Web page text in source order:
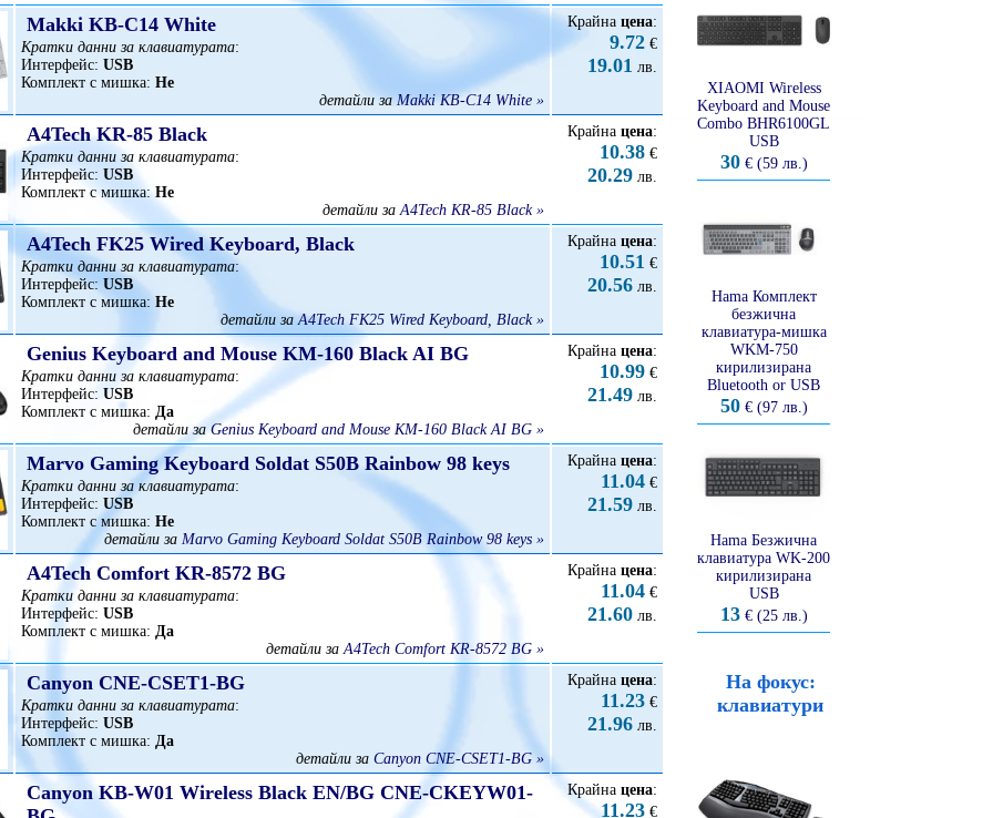
Makki KB-C14 White
Кратки данни за клавиатурата:
Интерфейс: USB
Комплект с мишка: Не
детайли заMakki KB-C14 White »
Крайна цена:
9.72 €
19.01 лв.
A4Tech KR-85 Black
Кратки данни за клавиатурата:
Интерфейс: USB
Комплект с мишка:Не
детайли заA4Tech KR-85 Black »
Крайна цена:
10.38 €
20.29 лв.
A4Tech FK25 Wired Keyboard, Black
Кратки данни за клавиатурата:
Интерфейс: USB
Комплект с мишка: Не
детайли заA4Tech FK25 Wired Keyboard, Black »
Крайна цена:
10.51 €
20.56 лв.
Genius Keyboard and Mouse KM-160 Black AI BG
Кратки данни за клавиатурата:
Интерфейс: USB
Комплект с мишка: Да
детайли заGenius Keyboard and Mouse KM-160 Black AI BG »
Крайна цена:
10.99 €
21.49 лв.
Marvo Gaming Keyboard Soldat S50B Rainbow 98 keys
Кратки данни за клавиатурата:
Интерфейс: USB
Комплект с мишка: Не
детайли за Marvo Gaming Keyboard Soldat S50B Rainbow 98 keys »
Крайна цена:
11.04 €
21.59 лв.
A4Tech Comfort KR-8572 BG
Кратки данни за клавиатурата:
Интерфейс: USB
Комплект с мишка: Да
детайли заA4Tech Comfort KR-8572 BG »
Крайна цена:
11.04 €
21.60 лв.
Canyon CNE-CSET1-BG
Кратки данни за клавиатурата:
Интерфейс: USB
Комплект с мишка: Да
детайли за Canyon CNE-CSET1-BG »
Крайна цена:
11.23 €
21.96 лв.
Canyon KB-W01 Wireless Black EN/BG CNE-CKEYW01-
Крайна цена:
11.23 €
XIAOMI Wireless
Keyboard and Mouse
Combo BHR6100GL
USB
30€ (59 лв.)
Hama Комплект
безжична
клавиатура-мишка
WKM-750
кирилизирана
Bluetooth or USB
50€ (97 лв.)
Hama Безжична
клавиатура WK-200
кирилизирана
USB
13€ (25 лв.)
На фокус:
клавиатури